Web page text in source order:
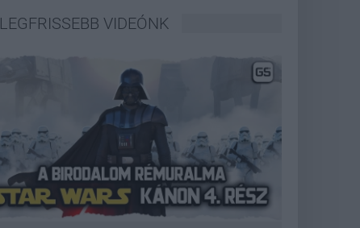
LEGFRISSEBB VIDEÓNK